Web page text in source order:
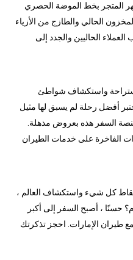
المتجر بخط الموضة الحصري
الحالي والطازج من الأزياء
العملاء الحاليين والجدد إلى
واستكشاف شواطئ
أفضل رحلة لم يسبق لها مثيل
السفر هذه بعروض مذهلة.
الفاخرة على خدمات الطيران
كل شيء واستكشاف العالم ،
حسنًا ، أصبح السفر إلى أكبر
طيران الإمارات. احجز تذكرتك